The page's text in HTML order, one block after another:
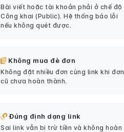
Bài viết hoặc tài khoản phải ở chế độ
Công khai (Public). Hệ thống báo lỗi
nếu không quét được.
Không mua đè đơn
Không đặt nhiều đơn cùng link khi đơn
cũ chưa hoàn thành.
Đúng định dạng link
Sai link vẫn bị trừ tiền và không hoàn